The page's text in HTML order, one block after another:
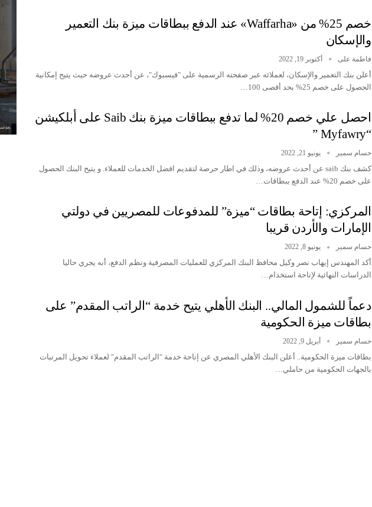
خصم 25% من «Waffarha» عند الدفع ببطاقات ميزة بنك التعمير
والإسكان
فاطمة على أكتوبر 19, 2022
أعلن بنك التعمير والإسكان، لعملائه عبر صفحته الرسمية على "فيسبوك"، عن أحدث عروضه حيث يتيح إمكانية
الحصول على خصم 25% بحد أقصى 100…
احصل علي خصم 20% لما تدفع ببطاقات ميزة بنك Saib على أبلكيشن
“‎ Myfawry”‏
حسام سمير يونيو 21, 2022
كشف بنك saib عن أحدث عروضه، وذلك في اطار حرصة لتقديم افضل الخدمات للعملاء. و يتيح البنك‏ الحصول
على خصم 20% عند الدفع ببطاقات…
المركزي: إتاحة بطاقات “ميزة” للمدفوعات للمصريين في دولتي
الإمارات والأردن قريبا
حسام سمير يونيو 8, 2022
أكد المهندس إيهاب نصر وكيل محافظ البنك المركزي للعمليات المصرفية ونظم الدفع، أنه يجري حاليا
الدراسات النهائية لإتاحة استخدام…
دعماً للشمول المالي.. البنك الأهلي يتيح خدمة “الراتب المقدم” على
بطاقات ميزة الحكومية
حسام سمير أبريل 9, 2022
بطاقات ميزة الحكومية.. أعلن البنك الأهلي المصري عن إتاحة خدمة "الراتب المقدم" لعملاء تحويل المرتبات
بالجهات الحكومية من حاملي…